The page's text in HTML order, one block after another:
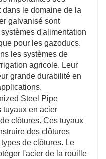
le domaine de la
galvanisé sont
d'alimentation
pour les gazoducs.
les systèmes de
agricole. Leur
grande durabilité en
tuyaux en acier
clôtures. Ces tuyaux
des clôtures
de clôtures. Le
l'acier de la rouille